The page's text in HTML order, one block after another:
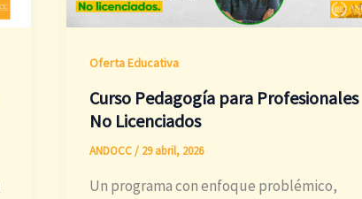
Oferta Educativa
Curso Pedagogía para Profesionales
No Licenciados
ANDOCC/ 29 abril, 2026
Un programa con enfoque problémico,